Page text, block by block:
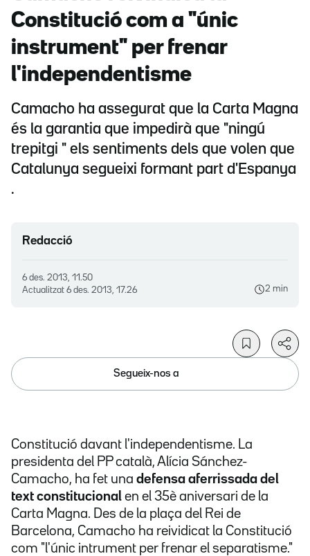
Constitució com a "únic
instrument" per frenar
l'independentisme
Camacho ha assegurat que la Carta Magna
és la garantia que impedirà que "ningú
trepitgi " els sentiments dels que volen que
Catalunya segueixi formant part d'Espanya
.
Redacció
6 des. 2013, 11.50
Actualitzat 6 des. 2013, 17.26 2 min
Segueix-nos a
Constitució davant l'independentisme. La
presidenta del PP català, Alícia Sánchez-
Camacho, ha fet una defensa aferrissada del
text constitucional en el 35è aniversari de la
Carta Magna. Des de la plaça del Rei de
Barcelona, Camacho ha reividicat la Constitució
com "l'únic intrument per frenar el separatisme."